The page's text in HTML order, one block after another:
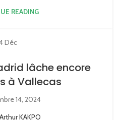
READING
Déc
lâche encore
à Vallecas
14, 2024
Arthur KAKPO